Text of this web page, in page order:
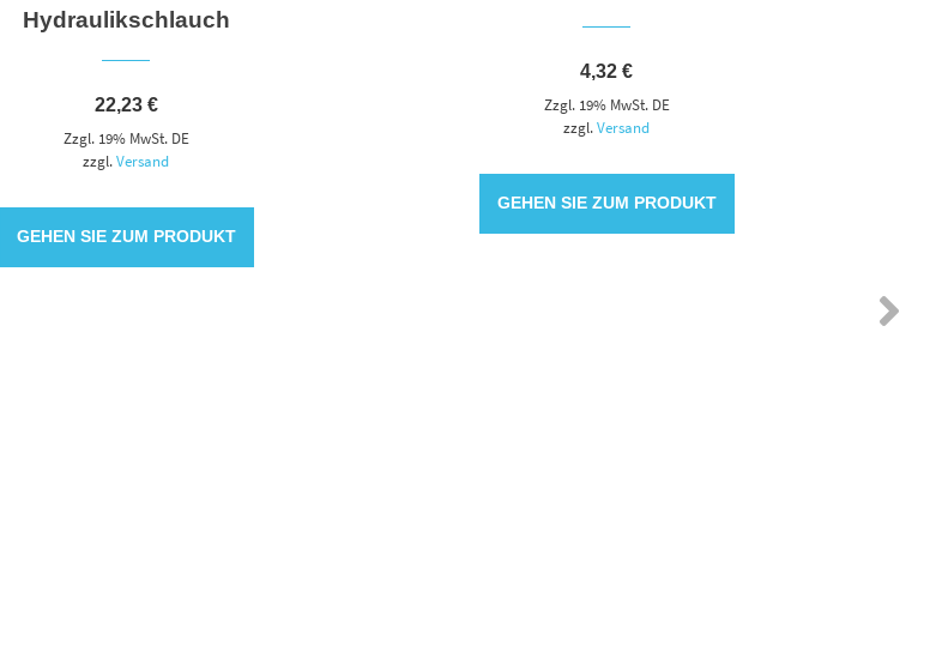
Hydraulikschlauch
22,23 €
Zzgl. 19% MwSt. DE
zzgl.Versand
GEHEN SIE ZUM PRODUKT
4,32€
Zzgl. 19% MwSt. DE
zzgl.Versand
GEHEN SIE ZUM PRODUKT